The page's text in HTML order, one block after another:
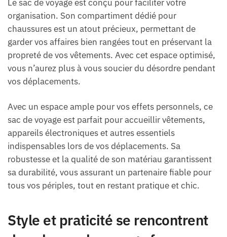
Le sac de voyage est conçu pour faciliter votre
organisation. Son compartiment dédié pour
chaussures est un atout précieux, permettant de
garder vos affaires bien rangées tout en préservant la
propreté de vos vêtements. Avec cet espace optimisé,
vous n’aurez plus à vous soucier du désordre pendant
vos déplacements.
Avec un espace ample pour vos effets personnels, ce
sac de voyage est parfait pour accueillir vêtements,
appareils électroniques et autres essentiels
indispensables lors de vos déplacements. Sa
robustesse et la qualité de son matériau garantissent
sa durabilité, vous assurant un partenaire fiable pour
tous vos périples, tout en restant pratique et chic.
Style et praticité se rencontrent